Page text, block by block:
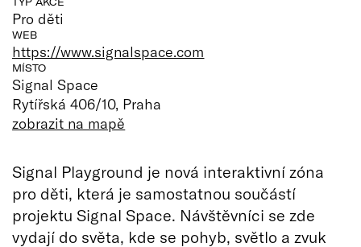
Pro děti
WEB
https://www.signalspace.com
MÍSTO
Signal Space
Rytířská 406/10, Praha
zobrazit na mapě
Signal Playground je nová interaktivní zóna
pro děti, která je samostatnou součástí
projektu Signal Space. Návštěvníci se zde
vydají do světa, kde se pohyb, světlo a zvuk